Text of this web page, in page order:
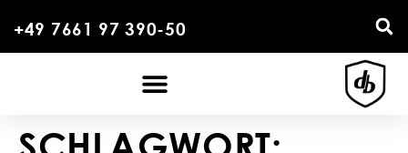
+49 7661 97 390-50